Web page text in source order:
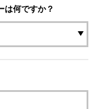
は何ですか？